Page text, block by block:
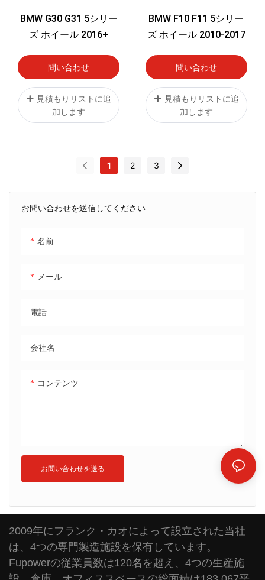
お問い合わせを送信してください
名前
メール
電話
会社名
コンテンツ
お問い合わせを送る
BMW G30 G31 5シリー
ズ ホイール 2016+
問い合わせ
見積もりリストに追
加します
BMW F10 F11 5シリー
ズ ホイール 2010-2017
問い合わせ
見積もりリストに追
加します
1 2 3
2009年にフランク・カオによって設立された当社
は、4つの専門製造施設を保有しています。
Fupowerの従業員数は120名を超え、4つの生産施